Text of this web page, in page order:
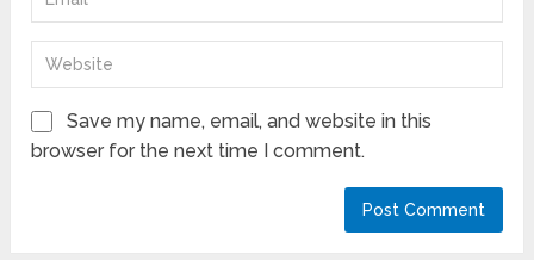
Save my name, email, and website in this
browser for the next time I comment.